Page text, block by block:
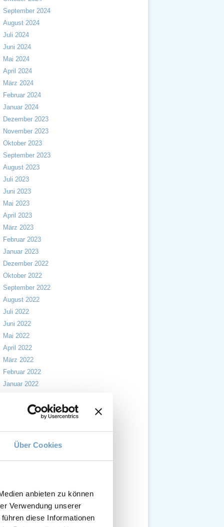
Über Cookies
anbieten zu können
Verwendung unserer
diese Informationen
September 2024
August 2024
Juli 2024
Juni 2024
Mai 2024
April 2024
März 2024
Februar 2024
Januar 2024
Dezember 2023
November 2023
Oktober 2023
September 2023
August 2023
Juli 2023
Juni 2023
Mai 2023
April 2023
März 2023
Februar 2023
Januar 2023
Dezember 2022
Oktober 2022
September 2022
August 2022
Juli 2022
Juni 2022
Mai 2022
April 2022
März 2022
Februar 2022
Januar 2022
November 2021
Oktober 2021
September 2021
August 2021
April 2021
März 2021
Februar 2021